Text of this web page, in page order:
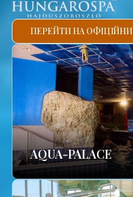
ПЕРЕЙТИ НА
AQUA-PALACE